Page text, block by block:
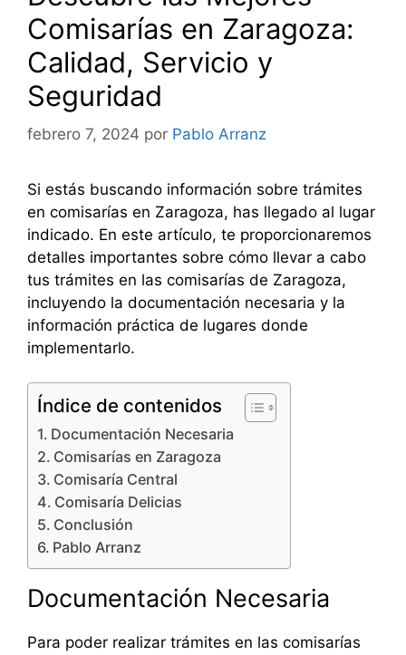
Comisarías en Zaragoza:
Calidad, Servicio y
Seguridad
febrero 7, 2024 por Pablo Arranz
Si estás buscando información sobre trámites
en comisarías en Zaragoza, has llegado al lugar
indicado. En este artículo, te proporcionaremos
detalles importantes sobre cómo llevar a cabo
tus trámites en las comisarías de Zaragoza,
incluyendo la documentación necesaria y la
información práctica de lugares donde
implementarlo.
Índice de contenidos
Documentación Necesaria
Comisarías en Zaragoza
Comisaría Central
Comisaría Delicias
Conclusión
Pablo Arranz
Documentación Necesaria
Para poder realizar trámites en las comisarías